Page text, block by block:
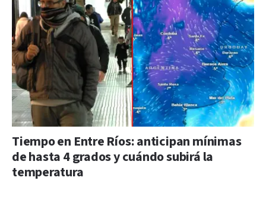
Tiempo en Entre Ríos: anticipan mínimas
de hasta 4 grados y cuándo subirá la
temperatura